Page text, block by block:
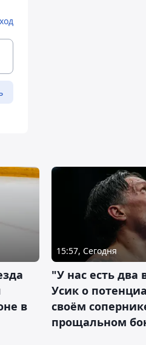
в
15:57, Сегодня
"У нас есть два
Усик о
своём
прощальном